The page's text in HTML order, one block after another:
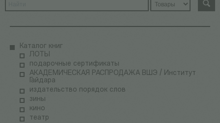
Каталог книг
ЛОТЫ
подарочные сертификаты
АКАДЕМИЧЕСКАЯ РАСПРОДАЖА ВШЭ / Институт
Гайдара
издательство порядок слов
зины
кино
театр